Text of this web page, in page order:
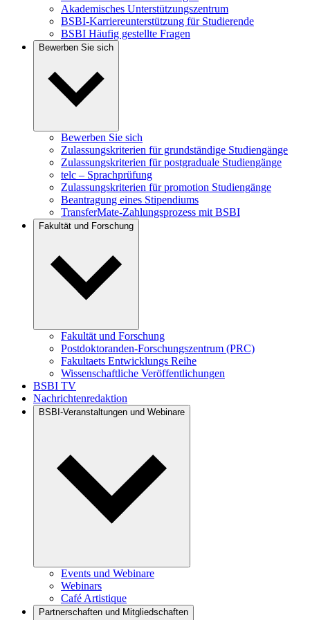
Akademisches Unterstützungszentrum
BSBI-Karriereunterstützung für Studierende
BSBI Häufig gestellte Fragen
Bewerben Sie sich
Bewerben Sie sich
Zulassungskriterien für grundständige Studiengänge
Zulassungskriterien für postgraduale Studiengänge
telc – Sprachprüfung
Zulassungskriterien für promotion Studiengänge
Beantragung eines Stipendiums
TransferMate-Zahlungsprozess mit BSBI
Fakultät und Forschung
Fakultät und Forschung
Postdoktoranden-Forschungszentrum (PRC)
Fakultaets Entwicklungs Reihe
Wissenschaftliche Veröffentlichungen
BSBI TV
Nachrichtenredaktion
BSBI-Veranstaltungen und Webinare
Events und Webinare
Webinars
Café Artistique
Partnerschaften und Mitgliedschaften